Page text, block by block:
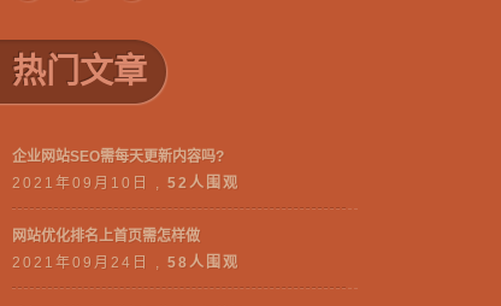
热门文章
企业网站SEO需每天更新内容吗?
2021年09月10日 , 52人围观
网站优化排名上首页需怎样做
2021年09月24日 , 58人围观